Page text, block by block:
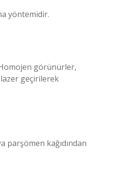
yöntemidir.
görünürler,
lazer geçirilerek
parşömen kağıdından